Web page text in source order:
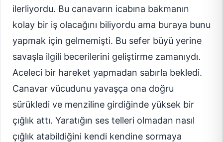
ilerliyordu. Bu canavarın icabına bakmanın
kolay bir iş olacağını biliyordu ama buraya bunu
yapmak için gelmemişti. Bu sefer büyü yerine
savaşla ilgili becerilerini geliştirme zamanıydı.
Aceleci bir hareket yapmadan sabırla bekledi.
Canavar vücudunu yavaşça ona doğru
sürükledi ve menziline girdiğinde yüksek bir
çığlık attı. Yaratığın ses telleri olmadan nasıl
çığlık atabildiğini kendi kendine sormaya